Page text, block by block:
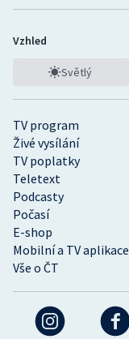
TV program
Živé vysílání
TV poplatky
Teletext
Podcasty
Počasí
E-shop
Mobilní a TV aplikace
Vše o ČT
Vzhled
Světlý